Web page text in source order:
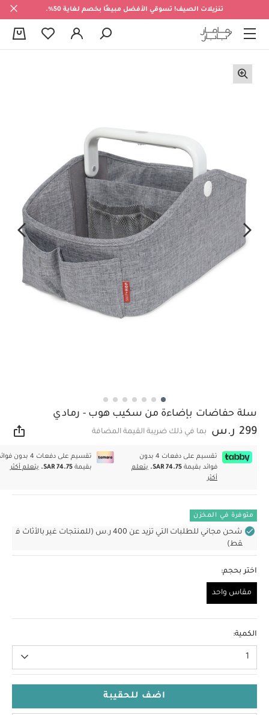
تنزيلات الصيف! تسوقي الأفضل مبيعًا بخصم لغاية 50%.
سلة حفاضات بإضاءة من سكيب هوب - رمادي
299 ر.س بما في ذلك ضريبة القيمة المضافة
تقسيم على دفعات 4 بدون
فوائد بقيمة SAR 74.75.
يتعلم
أكثر
تقسيم على دفعات 4 بدون
بقيمةSAR 74.75. يتعلم أكثر
متوفرة في المخزن
شحن مجاني للطلبات التي تزيد عن 400 ر.س (للمنتجات غير بالأثاث ف
قط)
اختر بحجم:
مقاس واحد
الكمية:
1
اضف للحقيبة